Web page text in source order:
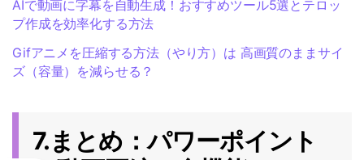
AIで動画に字幕を自動生成！おすすめツール5選とテロッ
プ作成を効率化する方法
Gifアニメを圧縮する方法（やり方）は 高画質のままサイ
ズ（容量）を減らせる？
7.まとめ：パワーポイント